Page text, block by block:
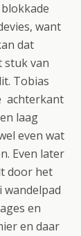
want
dat
stuk van
Tobias
achterkant
laag
even wat
Even later
door het
wandelpad
en
en daar